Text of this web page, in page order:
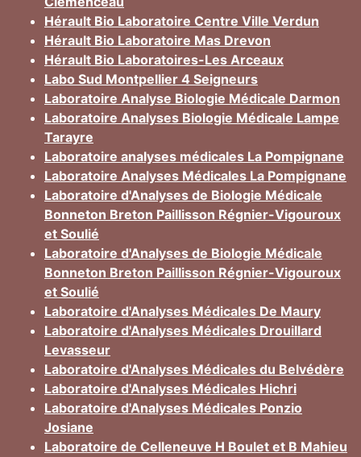
Hérault Bio Laboratoire Centre Ville Verdun
Hérault Bio Laboratoire Mas Drevon
Hérault Bio Laboratoires-Les Arceaux
Labo Sud Montpellier 4 Seigneurs
Laboratoire Analyse Biologie Médicale Darmon
Laboratoire Analyses Biologie Médicale Lampe
Tarayre
Laboratoire analyses médicales La Pompignane
Laboratoire Analyses Médicales La Pompignane
Laboratoire d'Analyses de Biologie Médicale
Bonneton Breton Paillisson Régnier-Vigouroux
et Soulié
Laboratoire d'Analyses de Biologie Médicale
Bonneton Breton Paillisson Régnier-Vigouroux
et Soulié
Laboratoire d'Analyses Médicales De Maury
Laboratoire d'Analyses Médicales Drouillard
Levasseur
Laboratoire d'Analyses Médicales du Belvédère
Laboratoire d'Analyses Médicales Hichri
Laboratoire d'Analyses Médicales Ponzio
Josiane
Laboratoire de Celleneuve H Boulet et B Mahieu